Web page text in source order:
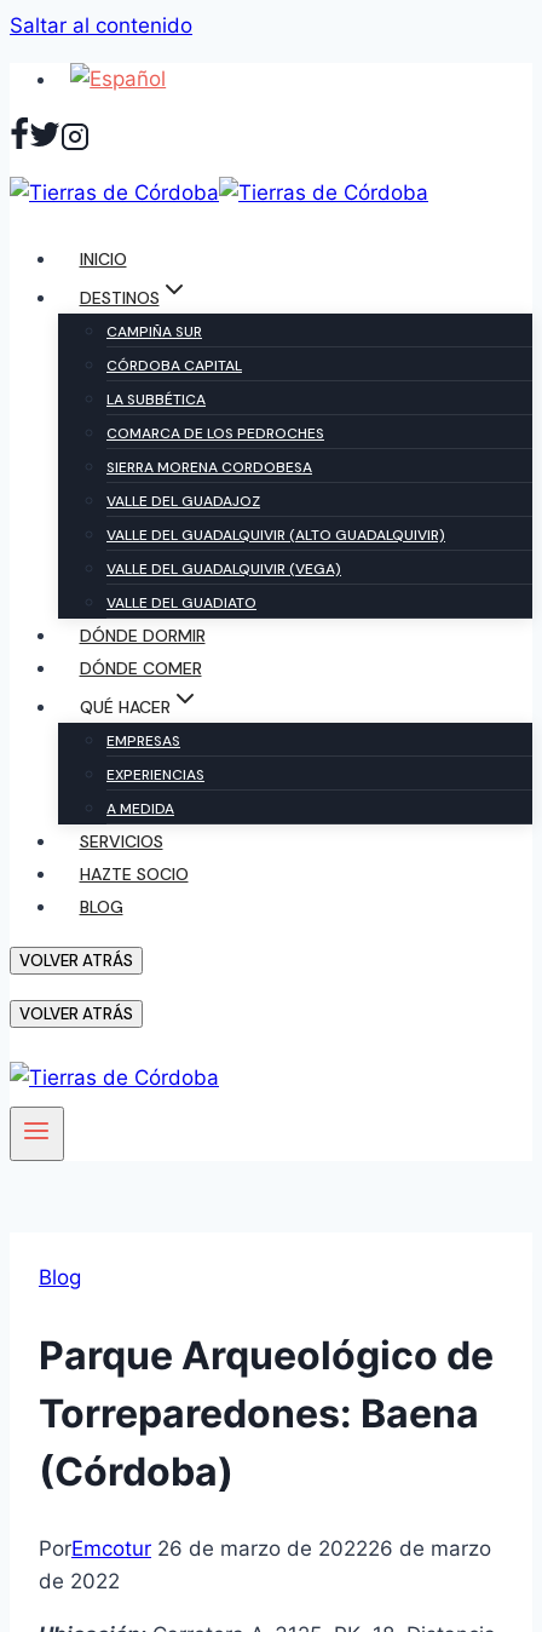
Saltar al contenido
INICIO
DESTINOS
CAMPIÑA SUR
CÓRDOBA CAPITAL
LA SUBBÉTICA
COMARCA DE LOS PEDROCHES
SIERRA MORENA CORDOBESA
VALLE DEL GUADAJOZ
VALLE DEL GUADALQUIVIR (ALTO GUADALQUIVIR)
VALLE DEL GUADALQUIVIR (VEGA)
VALLE DEL GUADIATO
DÓNDE DORMIR
DÓNDE COMER
QUÉ HACER
EMPRESAS
EXPERIENCIAS
A MEDIDA
SERVICIOS
HAZTE SOCIO
BLOG
VOLVER ATRÁS
VOLVER ATRÁS
Blog
Parque Arqueológico de
Torreparedones: Baena
(Córdoba)
PorEmcotur 26 de marzo de 202226 de marzo
de 2022